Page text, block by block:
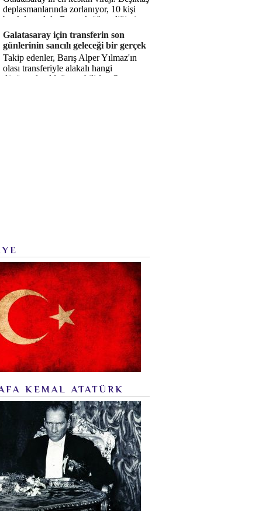
deplasmanlarında zorlanıyor, 10 kişi
bırakılıyorduk. Bu artık öğrendiğimiz
bir gerçek. Sane...
Galatasaray için transferin son
günlerinin sancılı geleceği bir gerçek
Takip edenler, Barış Alper Yılmaz'ın
olası transferiyle alakalı hangi
düşüncede olduğumu bilirler. O
KEMAL ATATÜRK